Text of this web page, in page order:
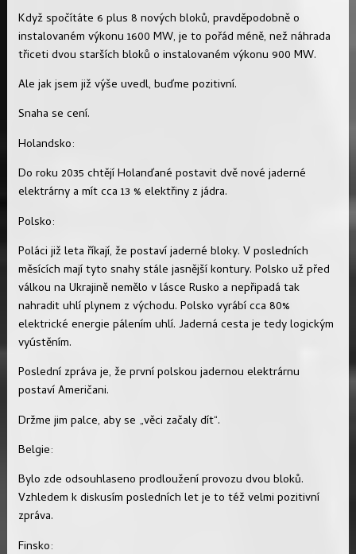
Když spočítáte 6 plus 8 nových bloků, pravděpodobně o
instalovaném výkonu 1600 MW, je to pořád méně, než náhrada
třiceti dvou starších bloků o instalovaném výkonu 900 MW.
Ale jak jsem již výše uvedl, buďme pozitivní.
Snaha se cení.
Holandsko:
Do roku 2035 chtějí Holanďané postavit dvě nové jaderné
elektrárny a mít cca 13 % elektřiny z jádra.
Polsko:
Poláci již leta říkají, že postaví jaderné bloky. V posledních
měsících mají tyto snahy stále jasnější kontury. Polsko už před
válkou na Ukrajině nemělo v lásce Rusko a nepřipadá tak
nahradit uhlí plynem z východu. Polsko vyrábí cca 80%
elektrické energie pálením uhlí. Jaderná cesta je tedy logickým
vyústěním.
Poslední zpráva je, že první polskou jadernou elektrárnu
postaví Američani.
Držme jim palce, aby se „věci začaly dít“.
Belgie:
Bylo zde odsouhlaseno prodloužení provozu dvou bloků.
Vzhledem k diskusím posledních let je to též velmi pozitivní
zpráva.
Finsko: